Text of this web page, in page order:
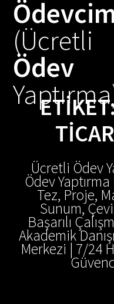
(Ücretli
Ödev
Ücretli Ödev
Ödev
Tez, Proje,
Sunum,
Başarılı
Akademik
Merkezi | 7/24